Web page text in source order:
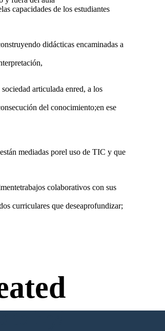
capacidades de los estudiantes
didácticas encaminadas a
articulada enred, a los
del conocimiento;en ese
mediadas porel uso de TIC y que
colaborativos con sus
curriculares que deseaprofundizar;
to Try!